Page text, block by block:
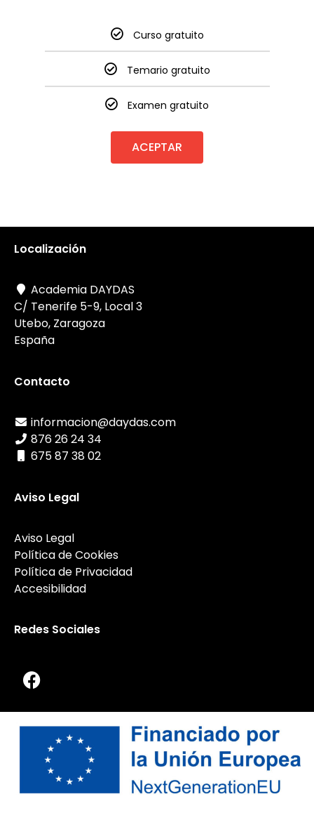
Curso gratuito
Temario gratuito
Examen gratuito
ACEPTAR
Localización
Academia DAYDAS
C/ Tenerife 5-9, Local 3
Utebo, Zaragoza
España
Contacto
informacion@daydas.com
876 26 24 34
675 87 38 02
Aviso Legal
Aviso Legal
Política de Cookies
Política de Privacidad
Accesibilidad
Redes Sociales